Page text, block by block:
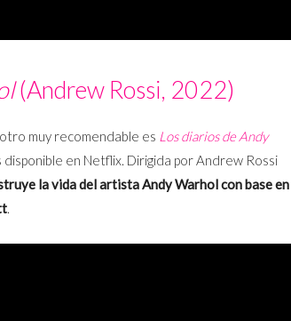
(Andrew Rossi, 2022)
muy recomendable es Los diarios de Andy
en Netflix. Dirigida por Andrew Rossi
la vida del artista Andy Warhol con base en
.